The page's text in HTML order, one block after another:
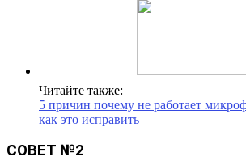
Читайте также:
5 причин почему не работает
как это исправить
СОВЕТ №2